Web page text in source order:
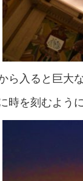
ら入ると巨大
時を刻むよう